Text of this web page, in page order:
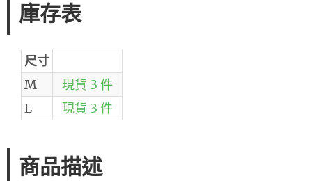
庫存表
尺寸
M
現貨 3 件
L
現貨 3 件
商品描述